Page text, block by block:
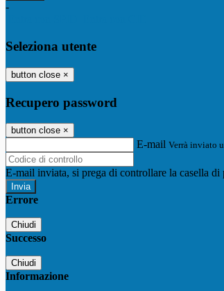
-
Seleziona utente
button close ×
Recupero password
button close ×
E-mail Verrà inviato
E-mail inviata, si prega di controllare la casella di
Errore
Chiudi
Successo
Chiudi
Informazione